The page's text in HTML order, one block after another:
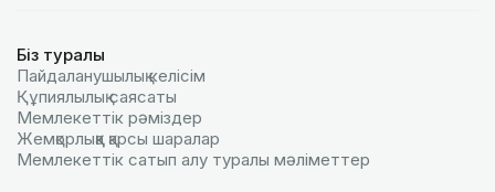
Біз туралы
Пайдаланушылық келiciм
Құпиялылық саясаты
Мемлекеттік рәміздер
Жемқорлыққа қарсы шаралар
Мемлекеттік сатып алу туралы мәлiметтер